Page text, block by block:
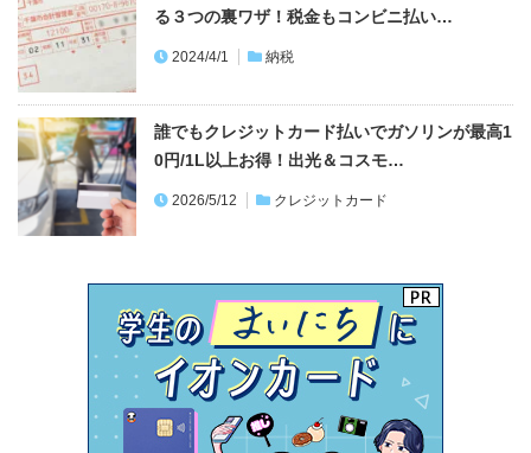
る３つの裏ワザ！税金もコンビニ払い…
2024/4/1 納税
誰でもクレジットカード払いでガソリンが最高1
0円/1L以上お得！出光＆コスモ…
2026/5/12 クレジットカード